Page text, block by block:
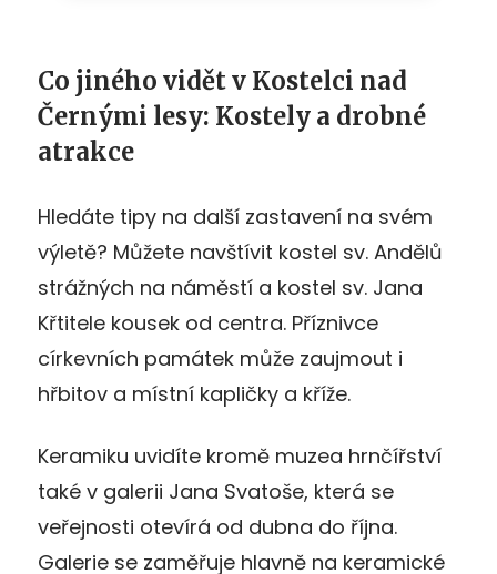
Co jiného vidět v Kostelci nad
Černými lesy: Kostely a drobné
atrakce
Hledáte tipy na další zastavení na svém
výletě? Můžete navštívit kostel sv. Andělů
strážných na náměstí a kostel sv. Jana
Křtitele kousek od centra. Příznivce
církevních památek může zaujmout i
hřbitov a místní kapličky a kříže.
Keramiku uvidíte kromě muzea hrnčířství
také v galerii Jana Svatoše, která se
veřejnosti otevírá od dubna do října.
Galerie se zaměřuje hlavně na keramické